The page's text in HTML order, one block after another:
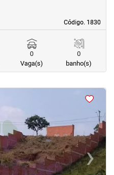
Código. 1830
Código. 1830
0
Vaga(s)
0
banho(s)
›Next